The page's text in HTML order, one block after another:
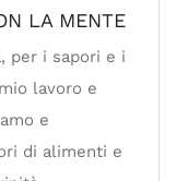
LA MENTE
per i sapori e i
lavoro e
e
di alimenti e